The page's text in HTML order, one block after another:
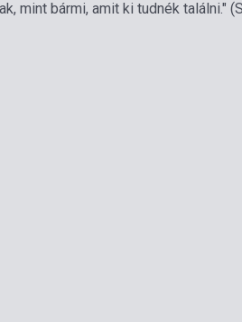
mint bármi, amit ki tudnék találni."